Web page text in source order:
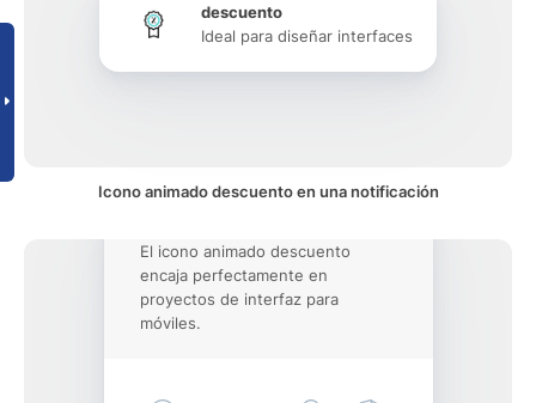
descuento
Ideal para diseñar interfaces
Icono animado descuento en una notificación
El icono animado descuento
encaja perfectamente en
proyectos de interfaz para
móviles.